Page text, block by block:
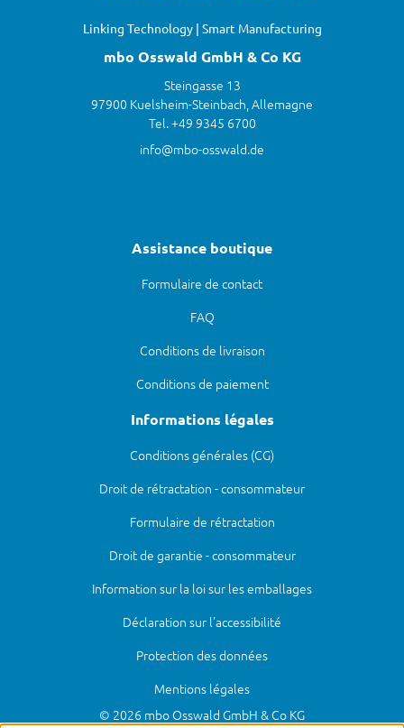
Linking Technology | Smart Manufacturing
mbo Osswald GmbH & Co KG
Steingasse 13
97900 Kuelsheim-Steinbach, Allemagne
Tel. +49 9345 6700
info@mbo-osswald.de
Assistance boutique
Formulaire de contact
FAQ
Conditions de livraison
Conditions de paiement
Informations légales
Conditions générales (CG)
Droit de rétractation - consommateur
Formulaire de rétractation
Droit de garantie - consommateur
Information sur la loi sur les emballages
Déclaration sur l'accessibilité
Protection des données
Mentions légales
© 2026 mbo Osswald GmbH & Co KG